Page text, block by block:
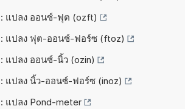
: แปลง ออนซ์-ฟุต (ozft)
: แปลง ฟุต-ออนซ์-ฟอร์ซ (ftoz)
: แปลง ออนซ์-นิ้ว (ozin)
: แปลง นิ้ว-ออนซ์-ฟอร์ซ (inoz)
: แปลง Pond-meter